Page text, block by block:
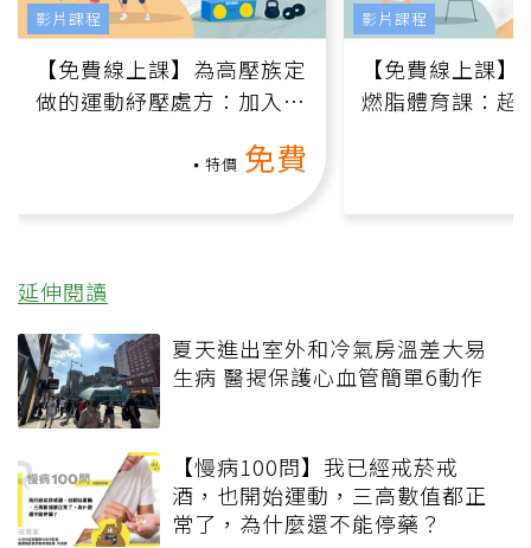
【免費線上課】為高壓族定
做的運動紓壓處方：加入行
特價 免費
影片課程
【免費線上課
燃脂體育課：超
影片課程
延伸閱讀
夏天進出室外和冷氣房溫差大易
生病 醫揭保護心血管簡單6動作
【慢病100問】我已經戒菸戒
酒，也開始運動，三高數值都正
常了，為什麼還不能停藥？